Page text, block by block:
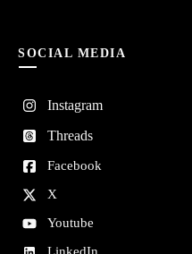
SOCIAL MEDIA
Instagram
Threads
Facebook
X
Youtube